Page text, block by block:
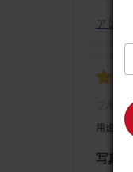
アレ
ブルー
用途：
写真